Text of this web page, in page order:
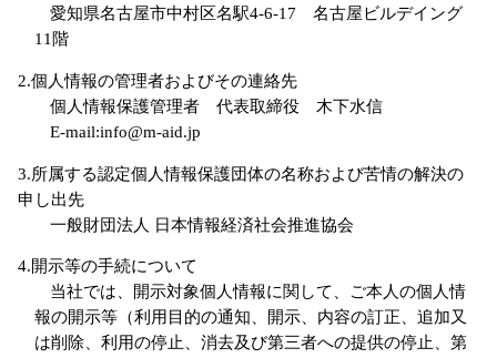
愛知県名古屋市中村区名駅4-6-17 名古屋ビルデイング
11階
2.個人情報の管理者およびその連絡先
個人情報保護管理者 代表取締役 木下水信
E-mail:info@m-aid.jp
3.所属する認定個人情報保護団体の名称および苦情の解決の
申し出先
一般財団法人 日本情報経済社会推進協会
4.開示等の手続について
当社では、開示対象個人情報に関して、ご本人の個人情
報の開示等（利用目的の通知、開示、内容の訂正、追加又
は削除、利用の停止、消去及び第三者への提供の停止、第